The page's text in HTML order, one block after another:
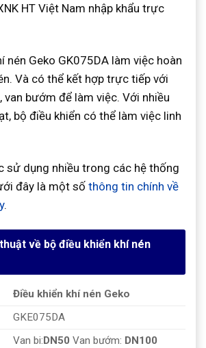
HT Việt Nam nhập khẩu trực
nén Geko GK075DA làm việc hoàn
Và có thể kết hợp trực tiếp với
van bướm để làm việc. Với nhiều
bộ điều khiển có thể làm việc linh
sử dụng nhiều trong các hệ thống
đây là một số thông tin chính về
.
về bộ điều khiển khí nén
Điều khiển khí nén Geko
GKE075DA
Van bi:DN50Van bướm: DN100